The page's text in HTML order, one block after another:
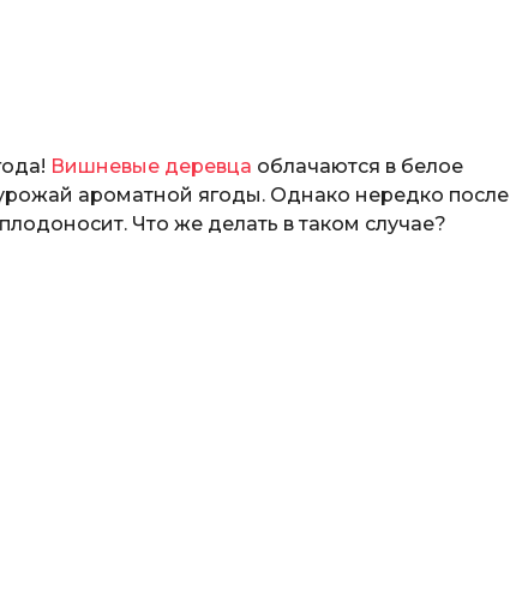
Вишневые деревца облачаются в белое
ароматной ягоды. Однако нередко после
Что же делать в таком случае?